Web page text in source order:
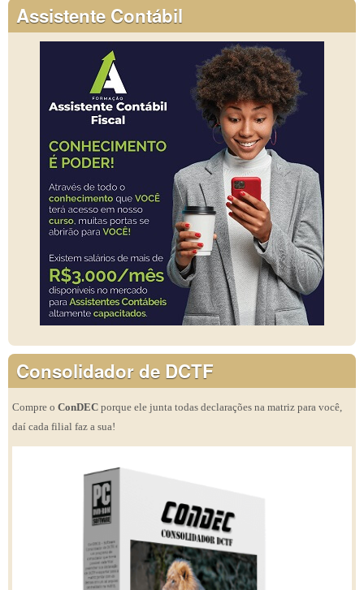
Assistente Contábil
Consolidador de DCTF
Compre o ConDEC porque ele junta todas declarações na matriz para você,
daí cada filial faz a sua!